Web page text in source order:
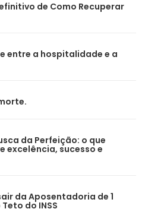
de Como Recuperar
entre a hospitalidade e a
da Perfeição: o que
excelência, sucesso e
da Aposentadoria de 1
do INSS